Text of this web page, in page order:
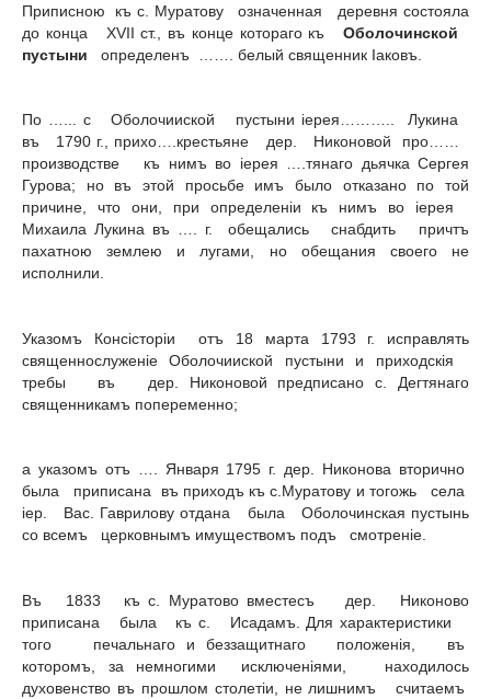
Приписною къ с. Муратову означенная деревня состояла
до конца XVII ст., въ конце котораго къОболочинской
пустыни
определенъ ……. белый священник Iаковъ.
По …... с Оболочииской пустыни iеpeя……….. Лукина
въ 1790 г., прихо….крестьяне дер. Никоновой про……
производстве къ нимъ во iерея ….тянаго дьячка Сергея
Гурова; но въ этой просьбе имъ было отказано по той
причине, что они, при определенiи къ нимъ во iерея
Михаила Лукина въ …. г. обещались снабдить причтъ
пахатною землею и лугами, но обещания своего не
исполнили.
Указомъ Консiсторiи отъ 18 марта 1793 г. исправлять
священнослуженiе Оболочииской пустыни и приходскiя
требы въ дер. Никоновой предписано с. Дегтянаго
священникамъ попеременно;
а указомъ отъ …. Января 1795 г. дер. Никонова вторично
была приписана въ приходъ къ с.Муратову и тогожь села
iep. Вас. Гаврилову отдана была Оболочинская пустынь
со всемъ церковнымъ имуществомъ подъ смотренie.
Въ 1833 къ с. Муратово вместесъ дер. Никоново
приписана была къ с. Исадамъ. Для характеристики
того печальнаго и беззащитнаго положенiя, въ
которомъ, за немногими исключенiями, на­ходилось
духовенство въ прошлом столетiи, нe лишнимъ считаемъ